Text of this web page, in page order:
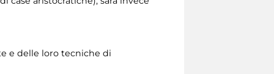
e delle loro tecniche di